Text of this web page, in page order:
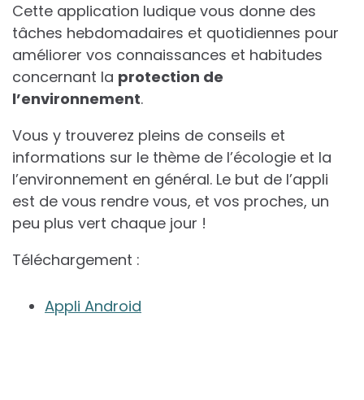
Cette application ludique vous donne des
tâches hebdomadaires et quotidiennes pour
améliorer vos connaissances et habitudes
concernant la protection de
l’environnement.
Vous y trouverez pleins de conseils et
informations sur le thème de l’écologie et la
l’environnement en général. Le but de l’appli
est de vous rendre vous, et vos proches, un
peu plus vert chaque jour !
Téléchargement :
Appli Android